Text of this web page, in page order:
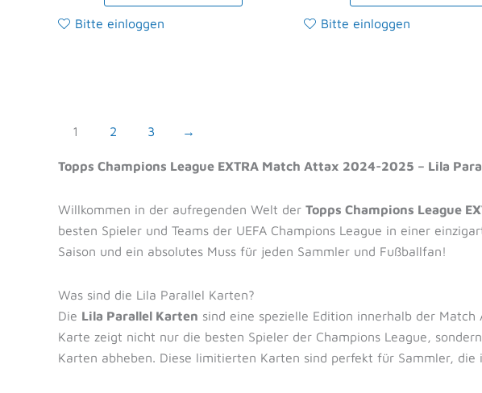
Bitte einloggen Bitte einloggen
1 2 3 →
Topps Champions League EXTRA Match Attax 2024-2025 – Lila
Willkommen in der aufregenden Welt der Topps Champions League
besten Spieler und Teams der UEFA Champions League in einer
Saison und ein absolutes Muss für jeden Sammler und Fußballfan!
Was sind die Lila Parallel Karten?
Die Lila Parallel Karten sind eine spezielle Edition innerhalb der
Karte zeigt nicht nur die besten Spieler der Champions League,
Karten abheben. Diese limitierten Karten sind perfekt für Sammler,